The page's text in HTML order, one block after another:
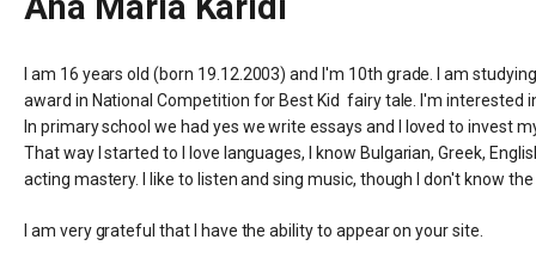
I am 16 years old (born 19.12.2003) and I'm 10th grade. I am
award in National Competition for Best Kid fairy tale. I'm interested
In primary school we had yes we write essays and I loved to invest
That way I started to I love languages, I know Bulgarian, Greek,
acting mastery. I like to listen and sing music, though I don't know
I am very grateful that I have the ability to appear on your site.